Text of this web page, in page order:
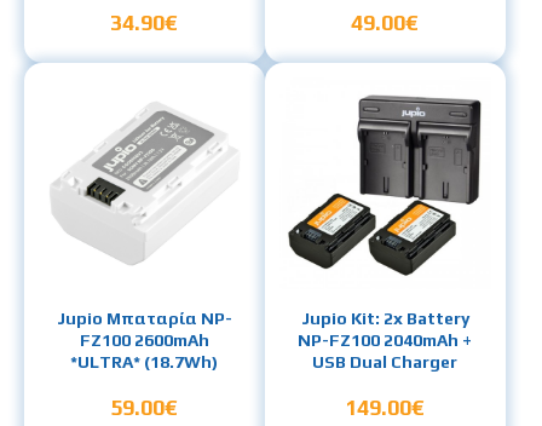
34.90€ 49.00€
Jupio Μπαταρία NP-
FZ100 2600mAh
*ULTRA* (18.7Wh)
59.00€
Jupio Kit: 2x Battery
NP-FZ100 2040mAh +
USB Dual Charger
149.00€